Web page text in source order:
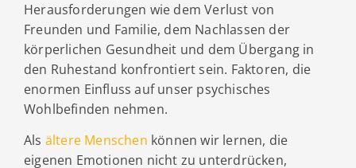
Herausforderungen wie dem Verlust von
Freunden und Familie, dem Nachlassen der
körperlichen Gesundheit und dem Übergang in
den Ruhestand konfrontiert sein. Faktoren, die
enormen Einfluss auf unser psychisches
Wohlbefinden nehmen.
Als ältere Menschen können wir lernen, die
eigenen Emotionen nicht zu unterdrücken,